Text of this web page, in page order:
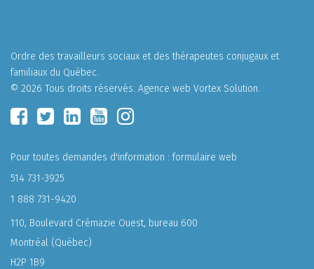
Ordre des travailleurs sociaux et des thérapeutes conjugaux et
familiaux du Québec.
© 2026 Tous droits réservés. Agence web Vortex Solution.
Pour toutes demandes d'information :formulaire web
514 731-3925
1 888 731-9420
110, Boulevard Crémazie Ouest, bureau 600
Montréal (Québec)
H2P 1B9